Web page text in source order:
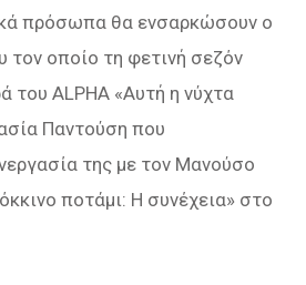
πρόσωπα θα ενσαρκώσουν ο
τον οποίο τη φετινή σεζόν
του ALPHA «Αυτή η νύχτα
Παντούση που
της με τον Μανούσο
ποτάμι: Η συνέχεια» στο